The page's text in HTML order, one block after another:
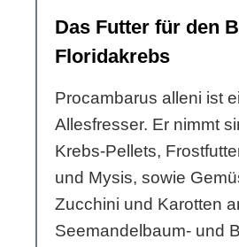
Das Futter für den
Floridakrebs
Procambarus alleni ist
Allesfresser. Er nimmt
Krebs-Pellets,
und Mysis, sowie
Zucchini und Karotten
Seemandelbaum- und